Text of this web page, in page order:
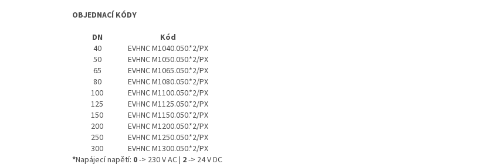
OBJEDNACÍ KÓDY
DN
Kód
40
EVHNC M1040.050.*2/PX
50
EVHNC M1050.050.*2/PX
65
EVHNC M1065.050.*2/PX
80
EVHNC M1080.050.*2/PX
100
EVHNC M1100.050.*2/PX
125
EVHNC M1125.050.*2/PX
150
EVHNC M1150.050.*2/PX
200
EVHNC M1200.050.*2/PX
250
EVHNC M1250.050.*2/PX
300
EVHNC M1300.050.*2/PX
*Napájecí napětí: 0-> 230 V AC | 2-> 24 V DC